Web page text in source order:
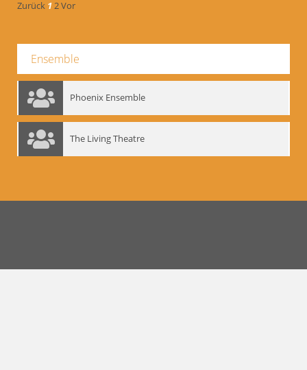
Zurück 12Vor
Ensemble
Phoenix Ensemble
The Living Theatre